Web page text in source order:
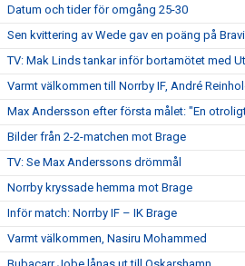
Datum och tider för omgång 25-30
Sen kvittering av Wede gav en poäng på
TV: Mak Linds tankar inför bortamötet med
Varmt välkommen till Norrby IF, André
Max Andersson efter första målet: "En
Bilder från 2-2-matchen mot Brage
TV: Se Max Anderssons drömmål
Norrby kryssade hemma mot Brage
Inför match: Norrby IF – IK Brage
Varmt välkommen, Nasiru Mohammed